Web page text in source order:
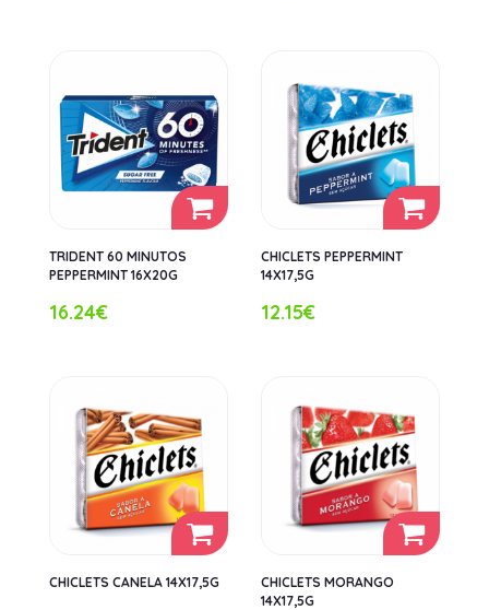
TRIDENT 60 MINUTOS
PEPPERMINT 16X20G
16.24€
CHICLETS PEPPERMINT
14X17,5G
12.15€
CHICLETS CANELA 14X17,5G
CHICLETS MORANGO
14X17,5G